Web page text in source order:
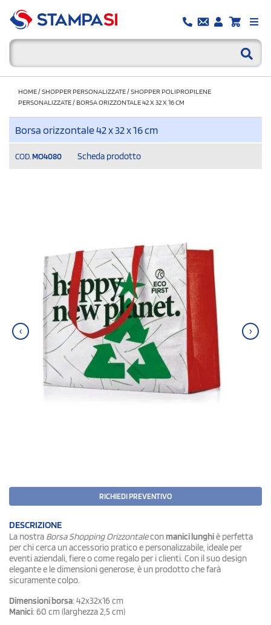
HOME/SHOPPER PERSONALIZZATE/SHOPPER POLIPROPILENE
PERSONALIZZATE/BORSA ORIZZONTALE 42 X 32 X 16 CM
Borsa orizzontale 42 x 32 x 16 cm
COD. MO4080 Scheda prodotto
‹ ›
RICHIEDI PREVENTIVO
DESCRIZIONE
La nostra Borsa Shopping Orizzontalecon manici lunghiè perfetta
per chi cerca un accessorio pratico e personalizzabile, ideale per
eventi aziendali, fiere o come regalo per i clienti. Con il suo design
elegante e le dimensioni generose, è un prodotto che farà
sicuramente colpo.
Dimensioni borsa: 42x32x16 cm
Manici: 60 cm (larghezza 2,5 cm)